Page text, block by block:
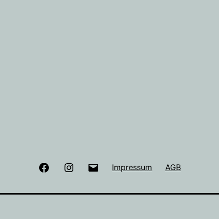
FacebookInstagram Impressum AGB